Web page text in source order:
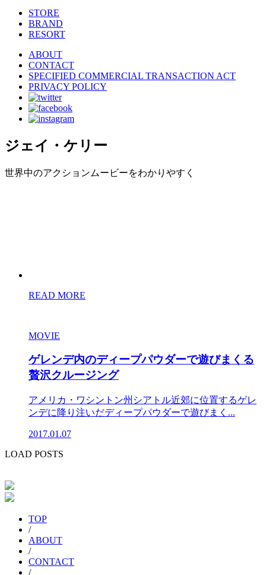
STORE
BRAND
RESORT
ABOUT
CONTACT
SPECIFIED COMMERCIAL TRANSACTION ACT
PRIVACY POLICY
ジェイ・ケリー
世界中のアクションムービーをわかりやすく
READ MORE
MOVIE
ゲレンデ内のディープパウダーで遊びまくる
贅沢クルージング
アメリカ・ワシントン州シアトル近郊に位置するゲレ
ンデに降り注いだディープパウダーで遊びまく...
2017.01.07
LOAD POSTS
TOP
/
ABOUT
/
CONTACT
/